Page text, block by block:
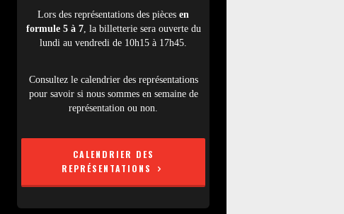
Lors des représentations des pièces en
formule 5 à 7, la billetterie sera ouverte du
lundi au vendredi de 10h15 à 17h45.
Consultez le calendrier des représentations
pour savoir si nous sommes en semaine de
représentation ou non.
CALENDRIER DES
REPRÉSENTATIONS